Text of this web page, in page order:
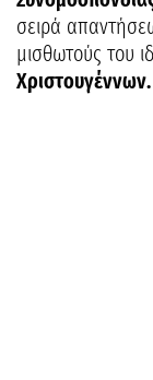
σειρά
μισθωτούς του
Χριστουγέννων.